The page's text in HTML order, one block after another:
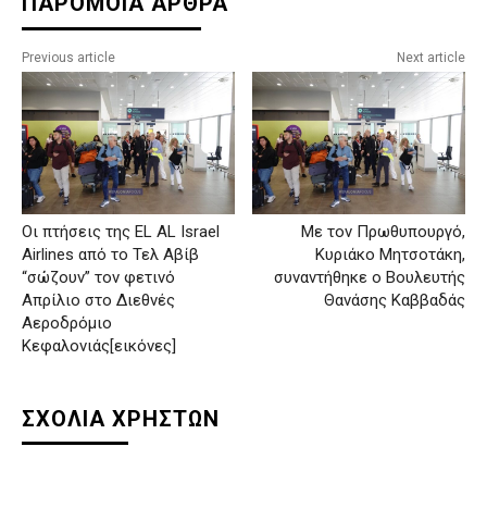
Previous article
Οι πτήσεις της EL AL Israel
Airlines από το Τελ Αβίβ
“σώζουν” τον φετινό
Απρίλιο στο Διεθνές
Αεροδρόμιο
Κεφαλονιάς[εικόνες]
Next article
Με τον Πρωθυπουργό,
Κυριάκο Μητσοτάκη,
συναντήθηκε ο Βουλευτής
Θανάσης Καββαδάς
ΣΧΟΛΙΑ ΧΡΗΣΤΩΝ